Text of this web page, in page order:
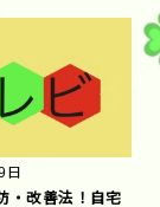
日
・改善法！自宅